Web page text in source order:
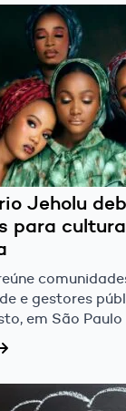
Jeholu
para
e gestores
em São